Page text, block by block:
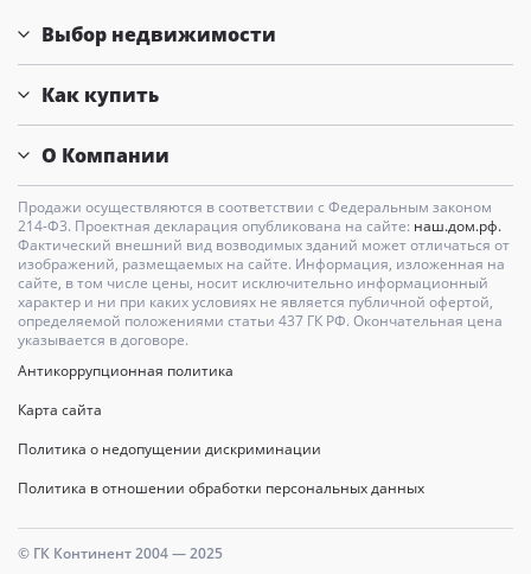
Выбор недвижимости
Как купить
О Компании
Продажи осуществляются в соответствии с Федеральным законом
214-Ф3. Проектная декларация опубликована на сайте: наш.дом.рф.
Фактический внешний вид возводимых зданий может отличаться от
изображений, размещаемых на сайте. Информация, изложенная на
сайте, в том числе цены, носит исключительно информационный
характер и ни при каких условиях не является публичной офертой,
определяемой положениями статьи 437 ГК РФ. Окончательная цена
указывается в договоре.
Антикоррупционная политика
Карта сайта
Политика о недопущении дискриминации
Политика в отношении обработки персональных данных
© ГК Континент 2004 — 2025